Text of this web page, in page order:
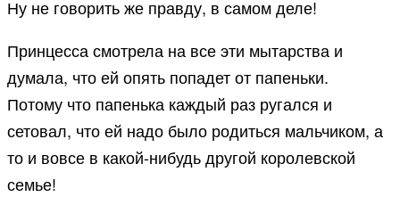
Ну не говорить же правду, в самом деле!
Принцесса смотрела на все эти мытарства и
думала, что ей опять попадет от папеньки.
Потому что папенька каждый раз ругался и
сетовал, что ей надо было родиться мальчиком, а
то и вовсе в какой-нибудь другой королевской
семье!